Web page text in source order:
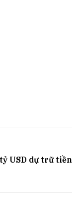
USD dự trữ tiền